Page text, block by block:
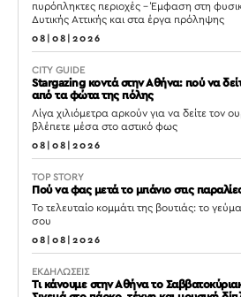
πυρόπληκτες περιοχές – Έμφαση στη
Δυτικής Αττικής και στα έργα πρόληψης
08|08|2026
CITY GUIDE
Stargazing κοντά στην Αθήνα: πού να
από τα φώτα της πόλης
Λίγα χιλιόμετρα αρκούν για να δείτε τον
βλέπετε μέσα στο αστικό φως
08|08|2026
TOP STORY
Πού να φας μετά το μπάνιο στις
Το τελευταίο κομμάτι της βουτιάς: το
σου
08|08|2026
ΕΚΔΗΛΩΣΕΙΣ
Τι κάνουμε στην Αθήνα το